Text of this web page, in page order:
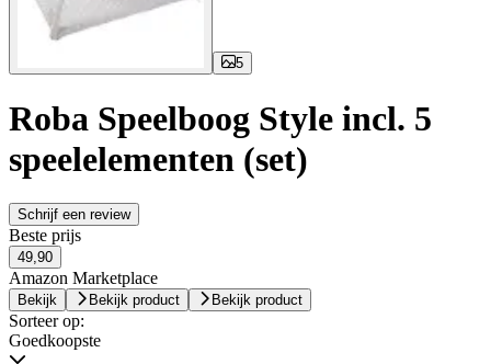
5
Roba Speelboog Style incl. 5
speelelementen (set)
Schrijf een review
Beste prijs
49,90
Amazon Marketplace
Bekijk Bekijk product Bekijk product
Sorteer op:
Goedkoopste